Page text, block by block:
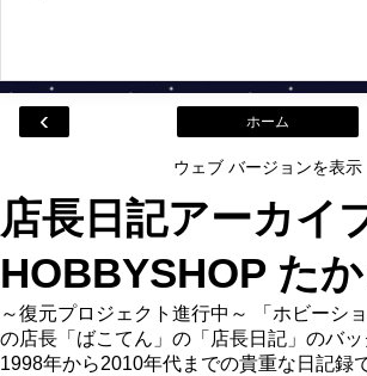
‹ ホーム
ウェブ バージョンを表示
店長日記アーカイ
HOBBYSHOP た
～復元プロジェクト進行中～ 「ホビーシ
の店長「ばこてん」の「店長日記」のバッ
1998年から2010年代までの貴重な日記録